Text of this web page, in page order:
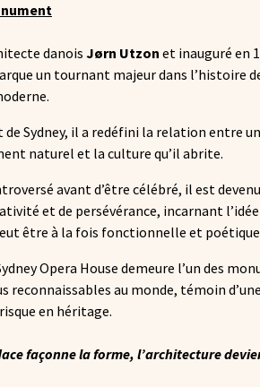
danois Jørn Utzon et inauguré en
un tournant majeur dans l’histoire
de Sydney, il a redéfini la relation entre
naturel et la culture qu’il abrite.
avant d’être célébré, il est
et de persévérance, incarnant l’idée
être à la fois fonctionnelle et
Opera House demeure l’un des
reconnaissables au monde, témoin
en héritage.
façonne la forme, l’architecture